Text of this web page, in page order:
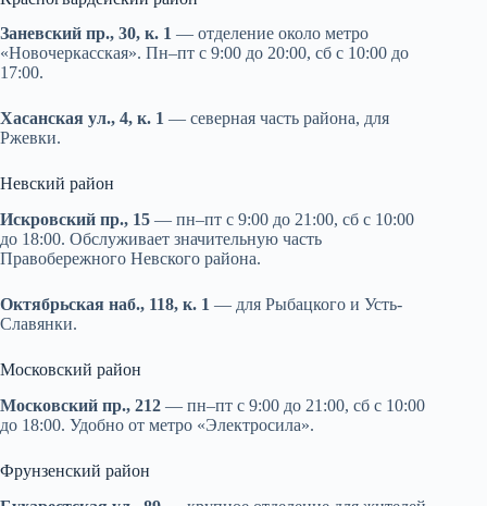
Заневский пр., 30, к. 1 — отделение около метро
«Новочеркасская». Пн–пт с 9:00 до 20:00, сб с 10:00 до
17:00.
Хасанская ул., 4, к. 1 — северная часть района, для
Ржевки.
Невский район
Искровский пр., 15 — пн–пт с 9:00 до 21:00, сб с 10:00
до 18:00. Обслуживает значительную часть
Правобережного Невского района.
Октябрьская наб., 118, к. 1 — для Рыбацкого и Усть-
Славянки.
Московский район
Московский пр., 212 — пн–пт с 9:00 до 21:00, сб с 10:00
до 18:00. Удобно от метро «Электросила».
Фрунзенский район